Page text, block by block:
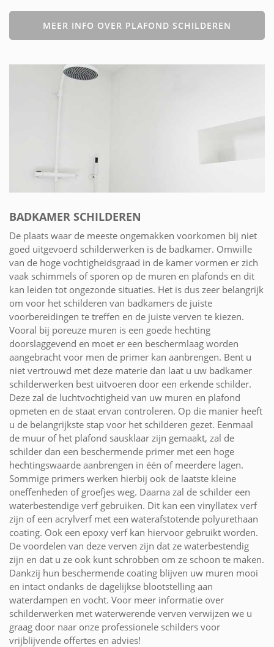
MEER INFO OVER PLAFOND SCHILDEREN
BADKAMER SCHILDEREN
De plaats waar de meeste ongemakken voorkomen bij niet
goed uitgevoerd schilderwerken is de badkamer. Omwille
van de hoge vochtigheidsgraad in de kamer vormen er zich
vaak schimmels of sporen op de muren en plafonds en dit
kan leiden tot ongezonde situaties. Het is dus zeer belangrijk
om voor het schilderen van badkamers de juiste
voorbereidingen te treffen en de juiste verven te kiezen.
Vooral bij poreuze muren is een goede hechting
doorslaggevend en moet er een beschermlaag worden
aangebracht voor men de primer kan aanbrengen. Bent u
niet vertrouwd met deze materie dan laat u uw badkamer
schilderwerken best uitvoeren door een erkende schilder.
Deze zal de luchtvochtigheid van uw muren en plafond
opmeten en de staat ervan controleren. Op die manier heeft
u de belangrijkste stap voor het schilderen gezet. Eenmaal
de muur of het plafond sausklaar zijn gemaakt, zal de
schilder dan een beschermende primer met een hoge
hechtingswaarde aanbrengen in één of meerdere lagen.
Sommige primers werken hierbij ook de laatste kleine
oneffenheden of groefjes weg. Daarna zal de schilder een
waterbestendige verf gebruiken. Dit kan een vinyllatex verf
zijn of een acrylverf met een waterafstotende polyurethaan
coating. Ook een epoxy verf kan hiervoor gebruikt worden.
De voordelen van deze verven zijn dat ze waterbestendig
zijn en dat u ze ook kunt schrobben om ze schoon te maken.
Dankzij hun beschermende coating blijven uw muren mooi
en intact ondanks de dagelijkse blootstelling aan
waterdampen en vocht. Voor meer informatie over
schilderwerken met waterwerende verven verwijzen we u
graag door naar onze professionele schilders voor
vrijblijvende offertes en advies!